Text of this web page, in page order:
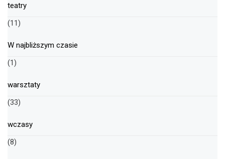
teatry
(11)
W najbliższym czasie
(1)
warsztaty
(33)
wczasy
(8)